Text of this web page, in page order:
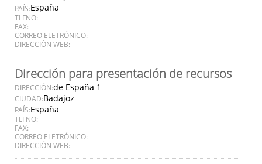
PAÍS:España
TLFNO:
FAX:
CORREO ELETRÓNICO:
DIRECCIÓN WEB:
Dirección para presentación de recursos
DIRECCIÓN:de España 1
CIUDAD:Badajoz
PAÍS:España
TLFNO:
FAX:
CORREO ELETRÓNICO:
DIRECCIÓN WEB: